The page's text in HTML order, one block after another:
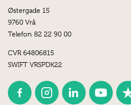
Østergade 15
9760 Vrå
Telefon 82 22 90 00
CVR 64806815
SWIFT VRSPDK22